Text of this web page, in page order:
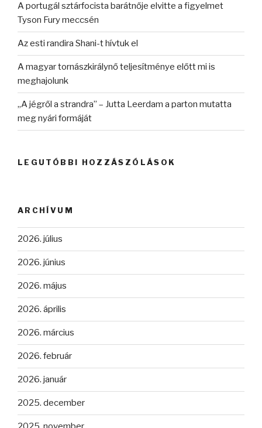
A portugál sztárfocista barátnője elvitte a figyelmet
Tyson Fury meccsén
Az esti randira Shani-t hívtuk el
A magyar tornászkirálynő teljesítménye előtt mi is
meghajolunk
„A jégről a strandra” – Jutta Leerdam a parton mutatta
meg nyári formáját
LEGUTÓBBI HOZZÁSZÓLÁSOK
ARCHÍVUM
2026. július
2026. június
2026. május
2026. április
2026. március
2026. február
2026. január
2025. december